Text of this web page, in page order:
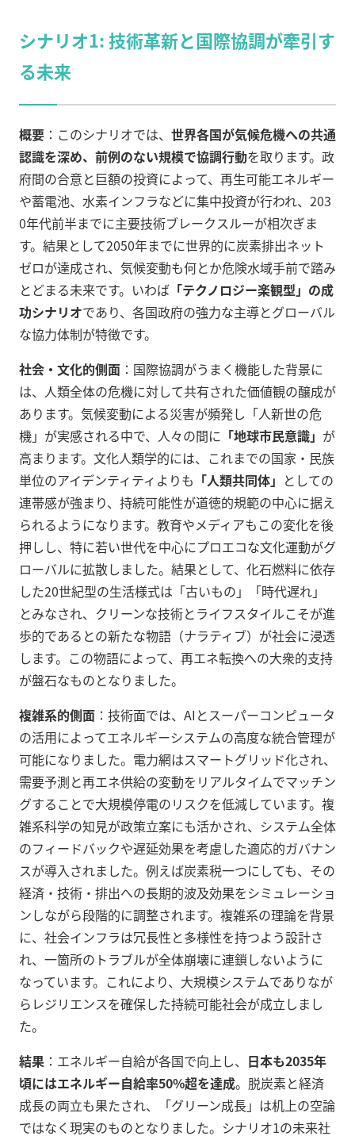
シナリオ1: 技術革新と国際協調が牽引す
る未来
概要 ：このシナリオでは、 世界各国が気候危機への共通
認識を深め、前例のない規模で協調行動を取ります。政
府間の合意と巨額の投資によって、再生可能エネルギー
や蓄電池、水素インフラなどに集中投資が行われ、203
0年代前半までに主要技術ブレークスルーが相次ぎま
す。結果として2050年までに世界的に炭素排出ネット
ゼロが達成され、気候変動も何とか危険水域手前で踏み
とどまる未来です。いわば 「テクノロジー楽観型」の成
功シナリオであり、各国政府の強力な主導とグローバル
な協力体制が特徴です。
社会・文化的側面 ：国際協調がうまく機能した背景に
は、人類全体の危機に対して共有された価値観の醸成が
あります。気候変動による災害が頻発し「人新世の危
機」が実感される中で、人々の間に 「地球市民意識」 が
高まります。文化人類学的には、これまでの国家・民族
単位のアイデンティティよりも 「人類共同体」 としての
連帯感が強まり、持続可能性が道徳的規範の中心に据え
られるようになります。教育やメディアもこの変化を後
押しし、特に若い世代を中心にプロエコな文化運動がグ
ローバルに拡散しました。結果として、化石燃料に依存
した20世紀型の生活様式は「古いもの」「時代遅れ」
とみなされ、クリーンな技術とライフスタイルこそが進
歩的であるとの新たな物語（ナラティブ）が社会に浸透
します。この物語によって、再エネ転換への大衆的支持
が盤石なものとなりました。
複雑系的側面 ：技術面では、AIとスーパーコンピュータ
の活用によってエネルギーシステムの高度な統合管理が
可能になりました。電力網はスマートグリッド化され、
需要予測と再エネ供給の変動をリアルタイムでマッチン
グすることで大規模停電のリスクを低減しています。複
雑系科学の知見が政策立案にも活かされ、システム全体
のフィードバックや遅延効果を考慮した適応的ガバナン
スが導入されました。例えば炭素税一つにしても、その
経済・技術・排出への長期的波及効果をシミュレーショ
ンしながら段階的に調整されます。複雑系の理論を背景
に、社会インフラは冗長性と多様性を持つよう設計さ
れ、一箇所のトラブルが全体崩壊に連鎖しないように
なっています。これにより、大規模システムでありなが
らレジリエンスを確保した持続可能社会が成立しまし
た。
結果 ：エネルギー自給が各国で向上し、 日本も2035年
頃にはエネルギー自給率50%超を達成。脱炭素と経済
成長の両立も果たされ、「グリーン成長」は机上の空論
ではなく現実のものとなりました。シナリオ1の未来社